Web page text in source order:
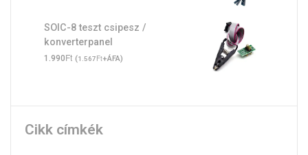
SOIC-8 teszt csipesz /
konverterpanel
1.990Ft (1.567Ft+ÁFA)
Cikk címkék